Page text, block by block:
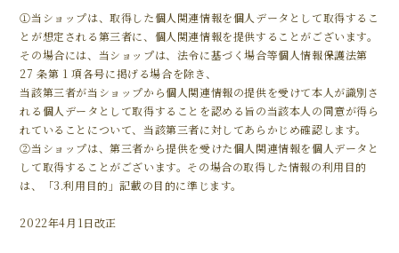
①当ショップは、取得した個人関連情報を個人データとして取得するこ
とが想定される第三者に、個人関連情報を提供することがございます。
その場合には、当ショップは、法令に基づく場合等個人情報保護法第
27 条第 1 項各号に掲げる場合を除き、
当該第三者が当ショップから個人関連情報の提供を受けて本人が識別さ
れる個人データとして取得することを認める旨の当該本人の同意が得ら
れていることについて、当該第三者に対してあらかじめ確認します。
②当ショップは、第三者から提供を受けた個人関連情報を個人データと
して取得することがございます。その場合の取得した情報の利用目的
は、「3.利用目的」記載の目的に準じます。
2022年4月1日改正